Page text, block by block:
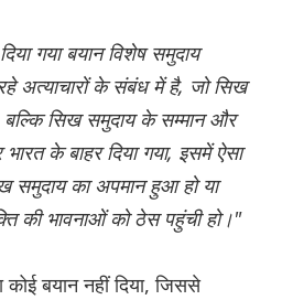
गया बयान विशेष समुदाय
अत्याचारों के संबंध में है, जो सिख
सिख समुदाय के सम्मान और
के बाहर दिया गया, इसमें ऐसा
समुदाय का अपमान हुआ हो या
की भावनाओं को ठेस पहुंची हो।"
कोई बयान नहीं दिया, जिससे